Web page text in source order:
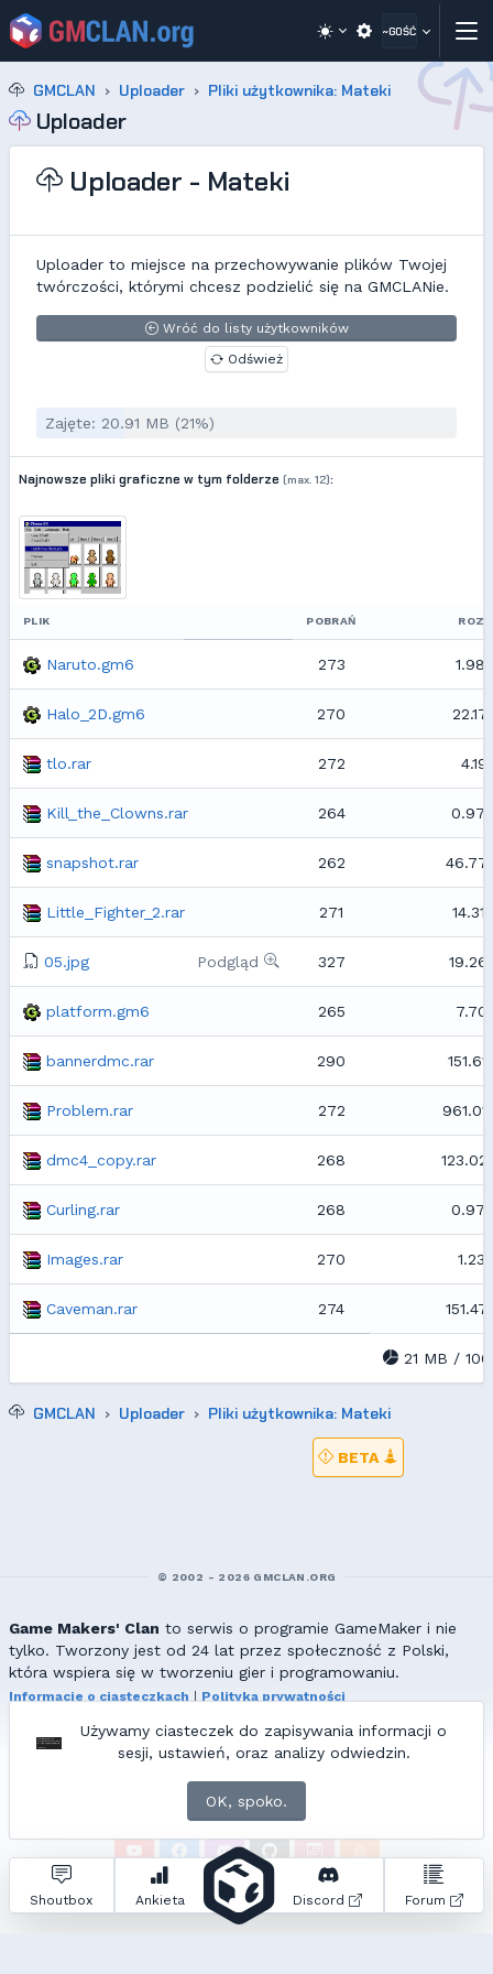
~GOŚĆ
GMCLAN Uploader Pliki użytkownika: Mateki
Uploader
Uploader - Mateki
Uploader to miejsce na przechowywanie plików Twojej
twórczości, którymi chcesz podzielić się na GMCLANie.
Wróć do listy użytkowników
Odśwież
Zajęte: 20.91 MB (21%)
Najnowsze pliki graficzne w tym folderze (max. 12):
PLIK POBRAŃ
Naruto.gm6 273 1.98
Halo_2D.gm6 270
tlo.rar 272
Kill_the_Clowns.rar 264 0.97
snapshot.rar 262 46.77
Little_Fighter_2.rar 271 14.31
05.jpg Podgląd 327 19.26
platform.gm6 265 7.70
bannerdmc.rar 290
Problem.rar 272 961.01
dmc4_copy.rar 268 123.02
Curling.rar 268 0.97
Images.rar 270 1.23
Caveman.rar 274
21 MB /
GMCLAN Uploader Pliki użytkownika: Mateki
Używamy ciasteczek do zapisywania informacji o
sesji, ustawień, oraz analizy odwiedzin.
OK, spoko.
Shoutbox Ankieta Discord Forum
BETA
© 2002 - 2026 GMCLAN.ORG
Game Makers' Clan to serwis o programie GameMaker i nie
tylko. Tworzony jest od 24 lat przez społeczność z Polski,
która wspiera się w tworzeniu gier i programowaniu.
Informacje o ciasteczkach
Polityka prywatności
Wszelkie prawa zastrzeżone. Kopiowanie materiałów bez zgody
redakcji zabronione!
ZNAJDZIESZ NAS TAKŻE NA:
Zapytań do bazy: • Czas generowania: